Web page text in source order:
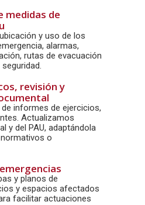
medidas de
y uso de los
alarmas,
rutas de evacuación
revisión y
informes de ejercicios,
Actualizamos
y del PAU, adaptándola
o
y planos de
y espacios afectados
facilitar actuaciones